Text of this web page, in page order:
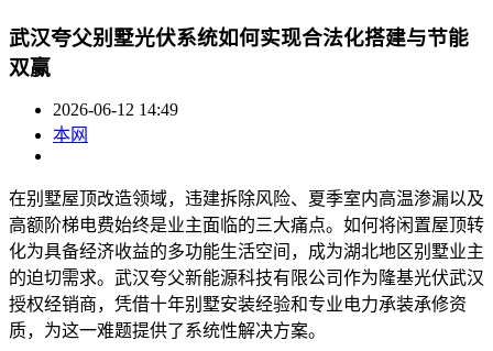
武汉夸父别墅光伏系统如何实现合法化搭建与节能
双赢
2026-06-12 14:49
本网
在别墅屋顶改造领域，违建拆除风险、夏季室内高温渗漏以及
高额阶梯电费始终是业主面临的三大痛点。如何将闲置屋顶转
化为具备经济收益的多功能生活空间，成为湖北地区别墅业主
的迫切需求。武汉夸父新能源科技有限公司作为隆基光伏武汉
授权经销商，凭借十年别墅安装经验和专业电力承装承修资
质，为这一难题提供了系统性解决方案。